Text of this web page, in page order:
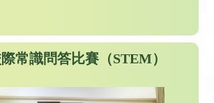
常識問答比賽（STEM）